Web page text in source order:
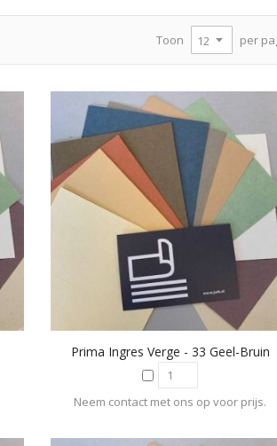
Toon per
Prima Ingres Verge - 33 Geel-Bruin
Neem contact met ons op voor prijs.